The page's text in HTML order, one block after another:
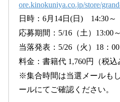
ore.kinokuniya.co.jp/store/
日時：6月14日(日) 14:30～
応募期間：5/16（土）13:00
当落発表：5/26（火）18：00
料金：書籍代 1,760円（税込
※集合時間は当選メールも
ールにてご確認ください。